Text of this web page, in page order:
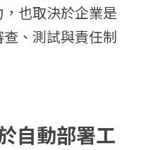
也取決於企業是
、測試與責任制
自動部署工